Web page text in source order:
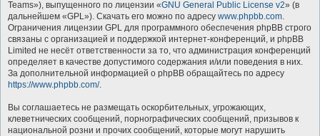
Teams»), выпущенного по лицензии «GNU General Public License v2» (в
дальнейшем «GPL»). Скачать его можно по адресу www.phpbb.com.
Ограничения лицензии GPL для программного обеспечения phpBB строго
связаны с организацией и поддержкой интернет-конференций, и phpBB
Limited не несёт ответственности за то, что администрация конференций
определяет в качестве допустимого содержания и/или поведения в них.
За дополнительной информацией о phpBB обращайтесь по адресу
https://www.phpbb.com/.
Вы соглашаетесь не размещать оскорбительных, угрожающих,
клеветнических сообщений, порнографических сообщений, призывов к
национальной розни и прочих сообщений, которые могут нарушить